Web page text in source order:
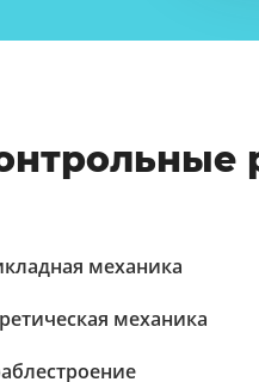
механика
механика